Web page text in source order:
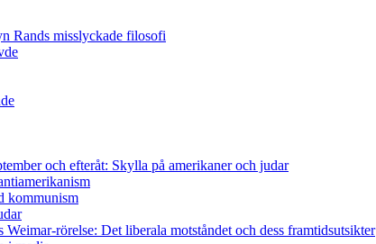
Rands misslyckade filosofi
och efteråt: Skylla på amerikaner och judar
kommunism
rörelse: Det liberala motståndet och dess framtidsutsikter